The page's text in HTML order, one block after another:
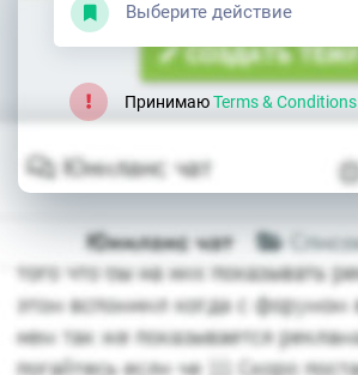
Выберите действие
ПринимаюTerms & Conditions